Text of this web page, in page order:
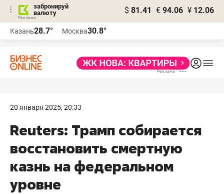
забронируй
валюту
$ 81.41 € 94.06 ¥ 12.06
Казань28.7° Москва30.8°
20 января 2025, 20:33
Reuters: Трамп собирается
восстановить смертную
казнь на федеральном
уровне